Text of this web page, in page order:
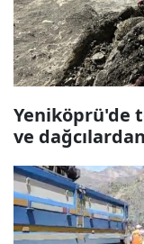
Yeniköprü'de
ve